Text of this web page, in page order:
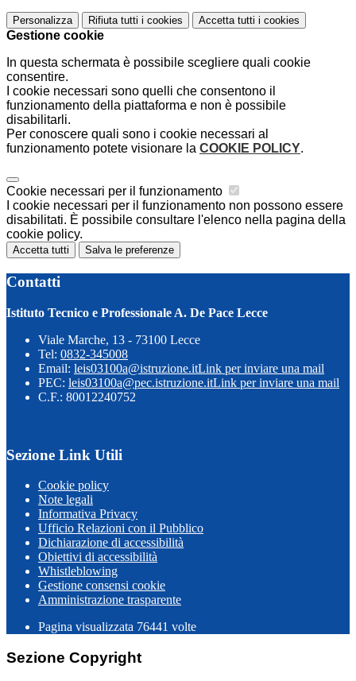
Personalizza Rifiuta tutti i cookies Accetta tutti i cookies
Gestione cookie
In questa schermata è possibile scegliere quali cookie
consentire.
I cookie necessari sono quelli che consentono il
funzionamento della piattaforma e non è possibile
disabilitarli.
Per conoscere quali sono i cookie necessari al
funzionamento potete visionare la COOKIE POLICY.
Cookie necessari per il funzionamento
I cookie necessari per il funzionamento non possono essere
disabilitati. È possibile consultare l'elenco nella pagina della
cookie policy.
Accetta tutti Salva le preferenze
Contatti
Istituto Tecnico e Professionale A. De Pace Lecce
Viale Marche, 13 - 73100 Lecce
Tel: 0832-345008
Email: leis03100a@istruzione.itLink per inviare una mail
PEC: leis03100a@pec.istruzione.itLink per inviare una mail
C.F.: 80012240752
Sezione Link Utili
Cookie policy
Note legali
Informativa Privacy
Ufficio Relazioni con il Pubblico
Dichiarazione di accessibilità
Obiettivi di accessibilità
Whistleblowing
Gestione consensi cookie
Amministrazione trasparente
Pagina visualizzata 76441 volte
Sezione Copyright